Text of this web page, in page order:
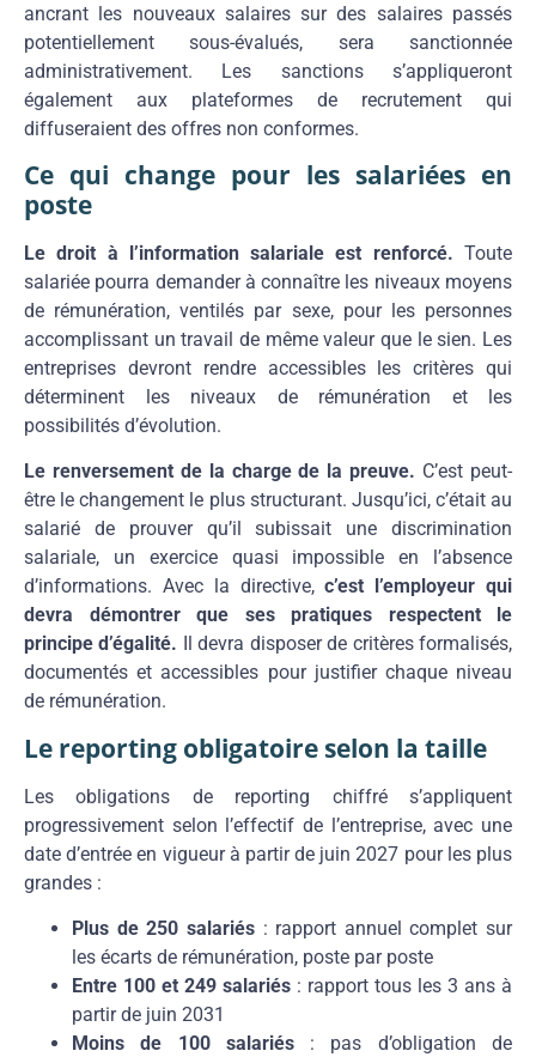
ancrant les nouveaux salaires sur des salaires passés
potentiellement sous-évalués, sera sanctionnée
administrativement. Les sanctions s’appliqueront
également aux plateformes de recrutement qui
diffuseraient des offres non conformes.
Ce qui change pour les salariées en
poste
Le droit à l’information salariale est renforcé. Toute
salariée pourra demander à connaître les niveaux moyens
de rémunération, ventilés par sexe, pour les personnes
accomplissant un travail de même valeur que le sien. Les
entreprises devront rendre accessibles les critères qui
déterminent les niveaux de rémunération et les
possibilités d’évolution.
Le renversement de la charge de la preuve. C’est peut-
être le changement le plus structurant. Jusqu’ici, c’était au
salarié de prouver qu’il subissait une discrimination
salariale, un exercice quasi impossible en l’absence
d’informations. Avec la directive,c’est l’employeur qui
devra démontrer que ses pratiques respectent le
principe d’égalité. Il devra disposer de critères formalisés,
documentés et accessibles pour justifier chaque niveau
de rémunération.
Le reporting obligatoire selon la taille
Les obligations de reporting chiffré s’appliquent
progressivement selon l’effectif de l’entreprise, avec une
date d’entrée en vigueur à partir de juin 2027 pour les plus
grandes :
Plus de 250 salariés: rapport annuel complet sur
les écarts de rémunération, poste par poste
Entre 100 et 249 salariés : rapport tous les 3 ans à
partir de juin 2031
Moins de 100 salariés: pas d’obligation de